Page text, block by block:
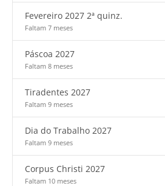
Fevereiro 2027 2ª quinz.
Faltam 7 meses
Páscoa 2027
Faltam 8 meses
Tiradentes 2027
Faltam 9 meses
Dia do Trabalho 2027
Faltam 9 meses
Corpus Christi 2027
Faltam 10 meses